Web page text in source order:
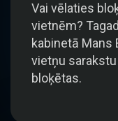
Vai vēlaties
vietnēm?
kabinetā Mans
vietņu
bloķētas.